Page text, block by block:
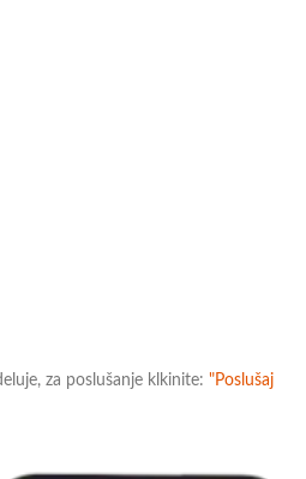
za poslušanje klkinite: "Poslušaj